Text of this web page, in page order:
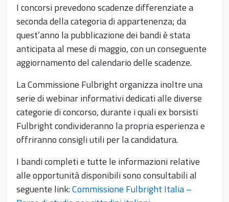
I concorsi prevedono scadenze differenziate a
seconda della categoria di appartenenza; da
quest’anno la pubblicazione dei bandi è stata
anticipata al mese di maggio, con un conseguente
aggiornamento del calendario delle scadenze.
La Commissione Fulbright organizza inoltre una
serie di webinar informativi dedicati alle diverse
categorie di concorso, durante i quali ex borsisti
Fulbright condivideranno la propria esperienza e
offriranno consigli utili per la candidatura.
I bandi completi e tutte le informazioni relative
alle opportunità disponibili sono consultabili al
seguente link:Commissione Fulbright Italia –